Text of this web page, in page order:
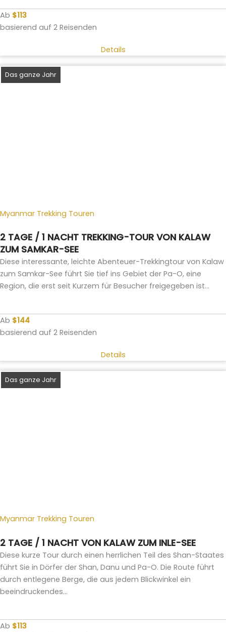
Ab $113
basierend auf 2 Reisenden
Details
Das ganze Jahr
Myanmar Trekking Touren
2 TAGE / 1 NACHT TREKKING-TOUR VON KALAW
ZUM SAMKAR-SEE
Diese interessante, leichte Abenteuer-Trekkingtour von Kalaw
zum Samkar-See führt Sie tief ins Gebiet der Pa-O, eine
Region, die erst seit Kurzem für Besucher freigegeben ist...
Ab $144
basierend auf 2 Reisenden
Details
Das ganze Jahr
Myanmar Trekking Touren
2 TAGE / 1 NACHT VON KALAW ZUM INLE-SEE
Diese kurze Tour durch einen herrlichen Teil des Shan-Staates
führt Sie in Dörfer der Shan, Danu und Pa-O. Die Route führt
durch entlegene Berge, die aus jedem Blickwinkel ein
beeindruckendes...
Ab $113